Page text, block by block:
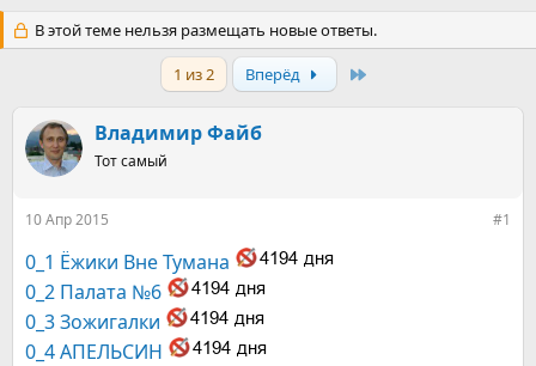
о
м
ы
т
а
н
а
а
В этой теме нельзя размещать новые ответы.
1 из 2 Вперёд
Владимир Файб
Тот самый
10 Апр 2015 #1
0_1 Ёжики Вне Тумана
0_2 Палата №6
0_3 Зожигалки
0_4 АПЕЛЬСИН